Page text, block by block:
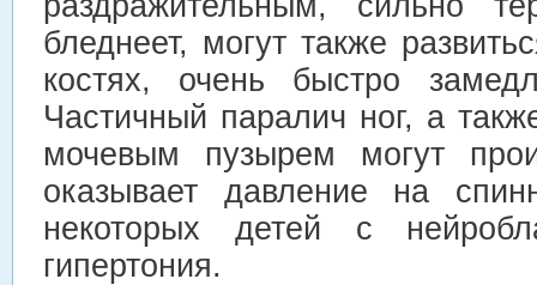
бледнеет, могут также
костях, очень быстро
Частичный паралич ног, а
мочевым пузырем могут
оказывает давление на
некоторых детей с
гипертония.